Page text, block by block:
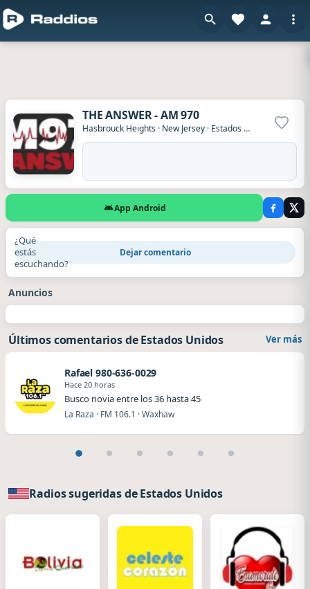
THE ANSWER - AM 970
Hasbrouck Heights · New Jersey · Estados Unidos
App Android
¿Qué
estás
escuchando?
Dejar comentario
Anuncios
Últimos comentarios de Estados Unidos Ver más
Rafael 980-636-0029
Hace 20 horas
Busco novia entre los 36 hasta 45
La Raza · FM 106.1 · Waxhaw
Radios sugeridas de Estados Unidos